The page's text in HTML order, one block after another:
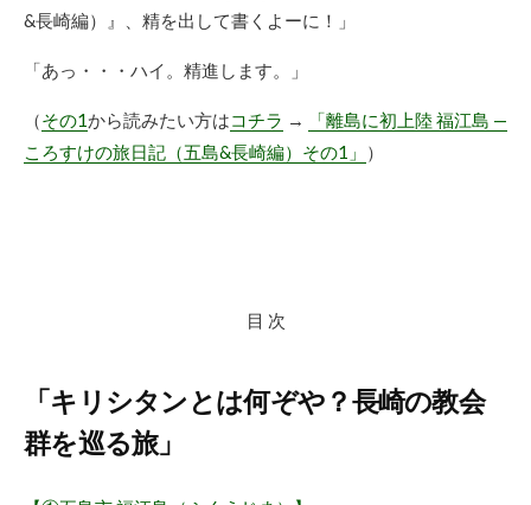
&長崎編）』、精を出して書くよーに！」
「あっ・・・ハイ。精進します。」
（その1から読みたい方はコチラ →
「離島に初上陸 福江島 —
ころすけの旅日記（五島&長崎編）その1」
）
目 次
「キリシタンとは何ぞや？長崎の教会
群を巡る旅」